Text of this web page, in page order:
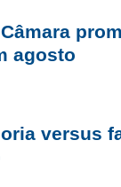
SALARIAL
DA
agosto
versus